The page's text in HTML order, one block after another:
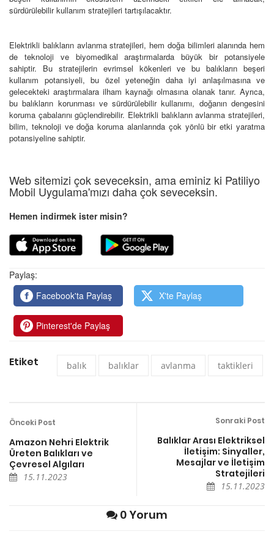
sürdürülebilir kullanım stratejileri tartışılacaktır.
Elektrikli balıkların avlanma stratejileri, hem doğa bilimleri alanında hem
de teknoloji ve biyomedikal araştırmalarda büyük bir potansiyele
sahiptir. Bu stratejilerin evrimsel kökenleri ve bu balıkların beşeri
kullanım potansiyeli, bu özel yeteneğin daha iyi anlaşılmasına ve
gelecekteki araştırmalara ilham kaynağı olmasına olanak tanır. Ayrıca,
bu balıkların korunması ve sürdürülebilir kullanımı, doğanın dengesini
koruma çabalarını güçlendirebilir. Elektrikli balıkların avlanma stratejileri,
bilim, teknoloji ve doğa koruma alanlarında çok yönlü bir etki yaratma
potansiyeline sahiptir.
Web sitemizi çok seveceksin, ama eminiz ki Patiliyo
Mobil Uygulama'mızı daha çok seveceksin.
Hemen indirmek ister misin?
Paylaş:
Facebook'ta Paylaş
X'te Paylaş
Pinterest'de Paylaş
Etiket balık balıklar avlanma taktikleri
Önceki Post
Amazon Nehri Elektrik
Üreten Balıkları ve
Çevresel Algıları
15.11.2023
Sonraki Post
Balıklar Arası Elektriksel
İletişim: Sinyaller,
Mesajlar ve İletişim
Stratejileri
15.11.2023
0 Yorum